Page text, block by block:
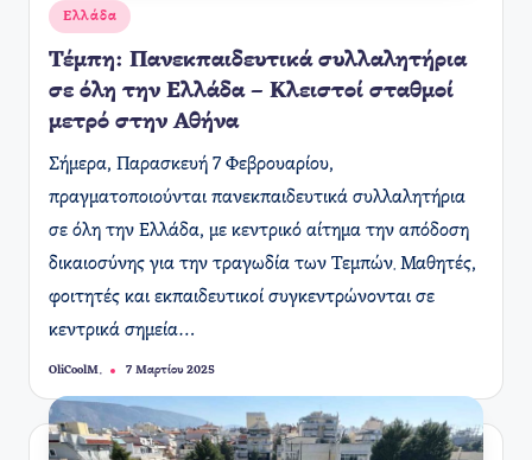
Αναρτήθηκε
Ελλάδα
Τέμπη: Πανεκπαιδευτικά συλλαλητήρια
σε όλη την Ελλάδα – Κλειστοί σταθμοί
μετρό στην Αθήνα
Σήμερα, Παρασκευή 7 Φεβρουαρίου,
πραγματοποιούνται πανεκπαιδευτικά συλλαλητήρια
σε όλη την Ελλάδα, με κεντρικό αίτημα την απόδοση
δικαιοσύνης για την τραγωδία των Τεμπών. Μαθητές,
φοιτητές και εκπαιδευτικοί συγκεντρώνονται σε
κεντρικά σημεία…
Συγγραφέας:
OliCoolM. 7 Μαρτίου 2025